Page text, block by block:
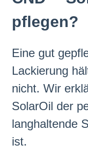
pflegen?
Eine gut
Lackierung
nicht. Wir
SolarOil der
langhaltende
ist.